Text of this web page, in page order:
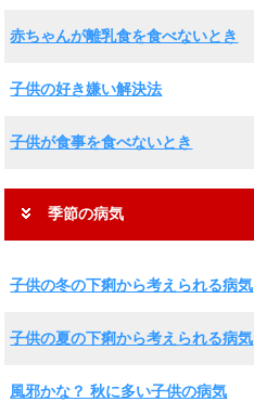
赤ちゃんが離乳食を食べないとき
子供の好き嫌い解決法
子供が食事を食べないとき
季節の病気
子供の冬の下痢から考えられる病気
子供の夏の下痢から考えられる病気
風邪かな？ 秋に多い子供の病気